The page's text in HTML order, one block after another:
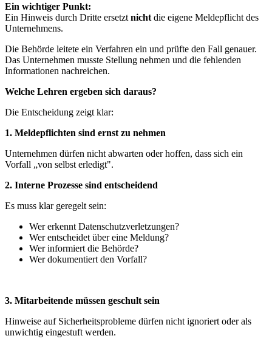
Ein wichtiger Punkt:
Ein Hinweis durch Dritte ersetzt nicht die eigene Meldepflicht des
Unternehmens.
Die Behörde leitete ein Verfahren ein und prüfte den Fall genauer.
Das Unternehmen musste Stellung nehmen und die fehlenden
Informationen nachreichen.
Welche Lehren ergeben sich daraus?
Die Entscheidung zeigt klar:
1. Meldepflichten sind ernst zu nehmen
Unternehmen dürfen nicht abwarten oder hoffen, dass sich ein
Vorfall „von selbst erledigt".
2. Interne Prozesse sind entscheidend
Es muss klar geregelt sein:
Wer erkennt Datenschutzverletzungen?
Wer entscheidet über eine Meldung?
Wer informiert die Behörde?
Wer dokumentiert den Vorfall?
3. Mitarbeitende müssen geschult sein
Hinweise auf Sicherheitsprobleme dürfen nicht ignoriert oder als
unwichtig eingestuft werden.